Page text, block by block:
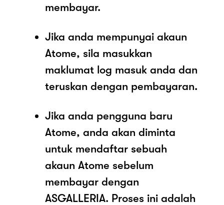
membayar.
Jika anda mempunyai akaun
Atome, sila masukkan
maklumat log masuk anda dan
teruskan dengan pembayaran.
Jika anda pengguna baru
Atome, anda akan diminta
untuk mendaftar sebuah
akaun Atome sebelum
membayar dengan
ASGALLERIA. Proses ini adalah